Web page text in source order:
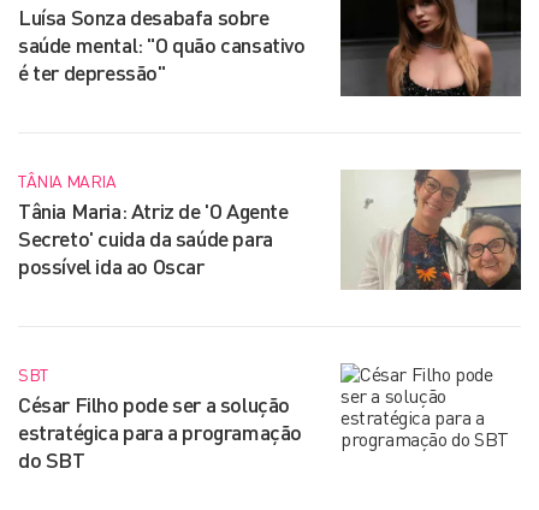
Luísa Sonza desabafa sobre
saúde mental: "O quão cansativo
é ter depressão"
TÂNIA MARIA
Tânia Maria: Atriz de 'O Agente
Secreto' cuida da saúde para
possível ida ao Oscar
SBT
César Filho pode ser a solução
estratégica para a programação
do SBT